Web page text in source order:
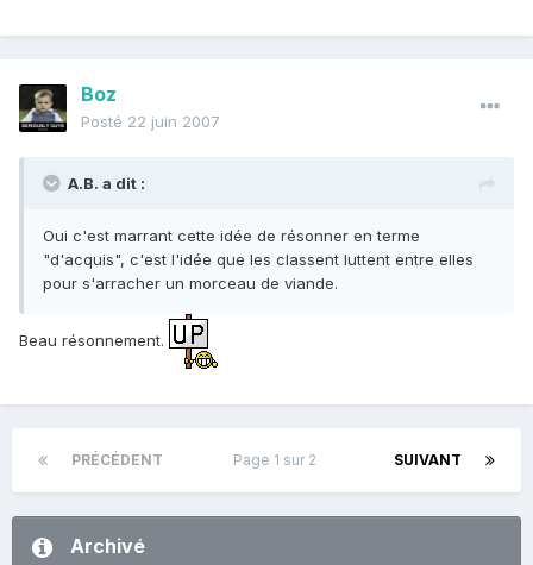
Boz
Posté 22 juin 2007
A.B. a dit :
Oui c'est marrant cette idée de résonner en terme
"d'acquis", c'est l'idée que les classent luttent entre elles
pour s'arracher un morceau de viande.
Beau résonnement.
PRÉCÉDENT SUIVANT
Page 1 sur 2
Archivé